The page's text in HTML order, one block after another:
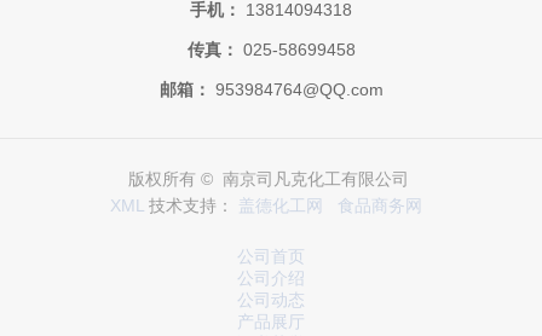
手机： 13814094318
传真： 025-58699458
邮箱： 953984764@QQ.com
版权所有 © 南京司凡克化工有限公司
XML 技术支持： 盖德化工网 食品商务网
公司首页
公司介绍
公司动态
产品展厅